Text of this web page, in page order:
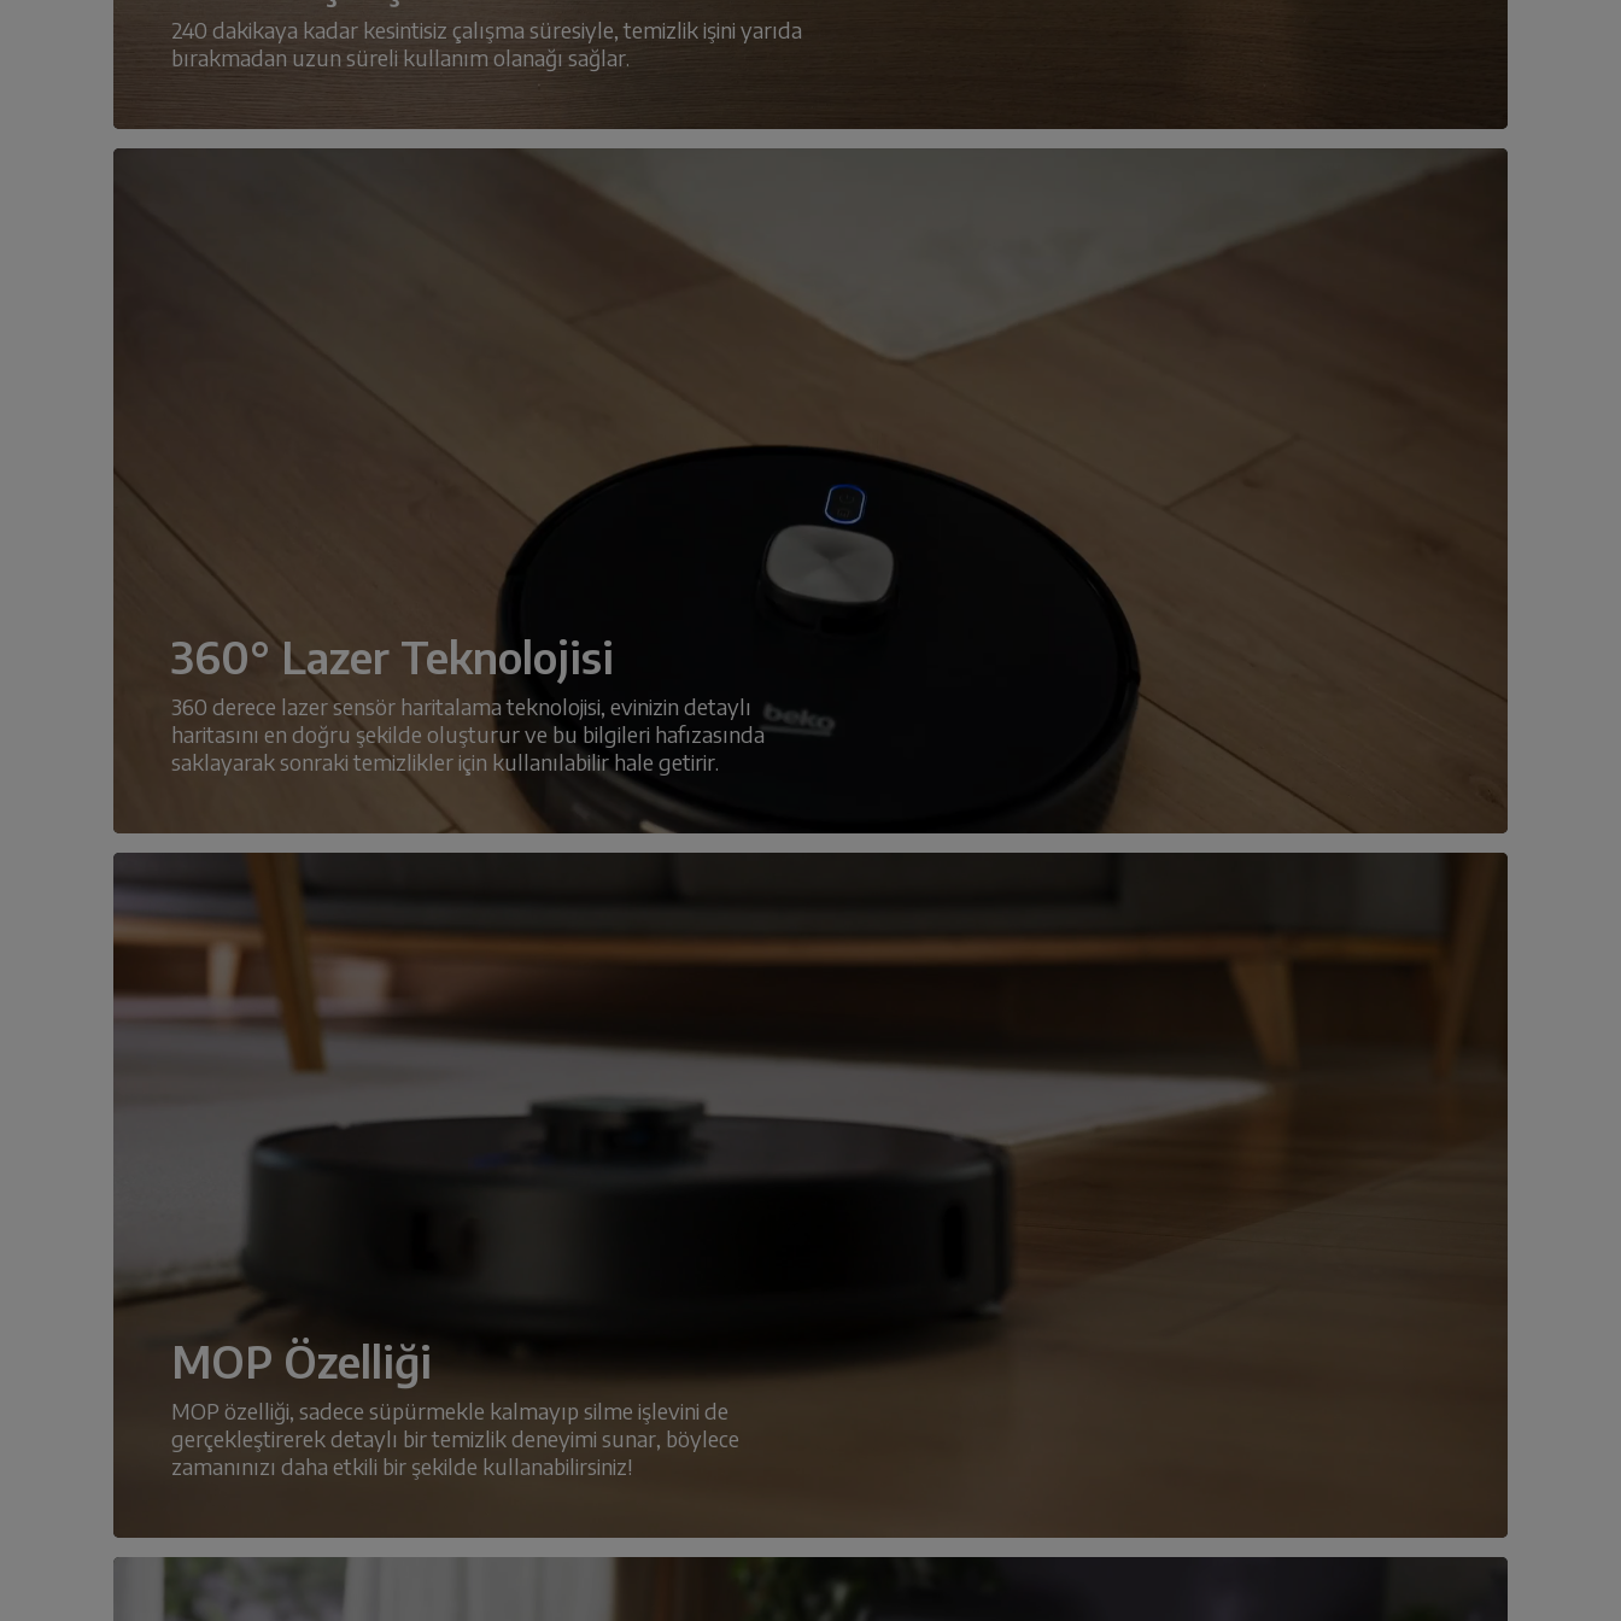
240 dakikaya kadar kesintisiz çalışma süresiyle, temizlik işini yarıda
bırakmadan uzun süreli kullanım olanağı sağlar.
360° Lazer Teknolojisi
360 derece lazer sensör haritalama teknolojisi, evinizin detaylı
haritasını en doğru şekilde oluşturur ve bu bilgileri hafızasında
saklayarak sonraki temizlikler için kullanılabilir hale getirir.
MOP Özelliği
MOP özelliği, sadece süpürmekle kalmayıp silme işlevini de
gerçekleştirerek detaylı bir temizlik deneyimi sunar, böylece
zamanınızı daha etkili bir şekilde kullanabilirsiniz!